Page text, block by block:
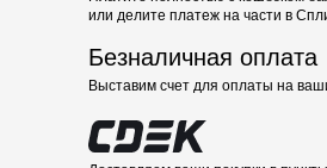
или делите платеж на части в
Выставим счет для оплаты на
Безналичная оплата